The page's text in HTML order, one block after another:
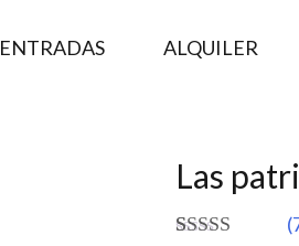
ENTRADAS ALQUILER
Las
(